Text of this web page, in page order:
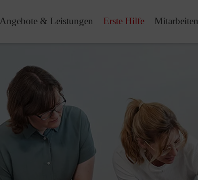
Angebote & Leistungen Erste Hilfe Mitarbeiten